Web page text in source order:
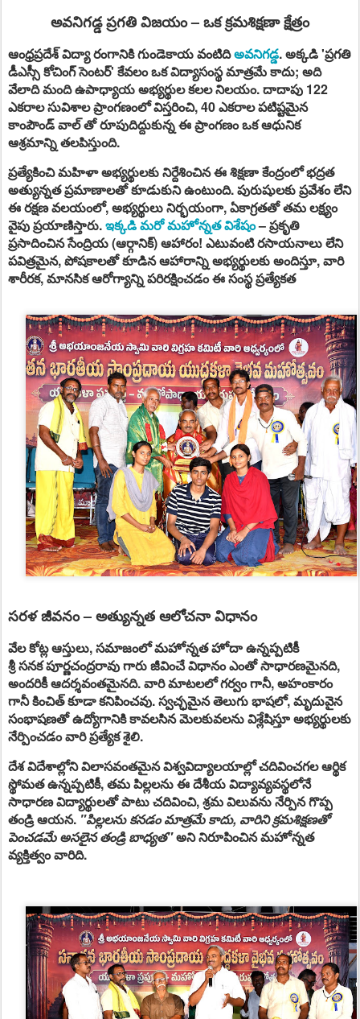
అవనిగడ్డ ప్రగతి విజయం – ఒక క్రమశిక్షణా క్షేత్రం
ఆంధ్రప్రదేశ్ విద్యా రంగానికి గుండెకాయ వంటిదిఅవనిగడ్డ. అక్కడి'ప్రగతి
డీఎస్సీ కోచింగ్ సెంటర్' కేవలం ఒక విద్యాసంస్థ మాత్రమే కాదు; అది
వేలాది మంది ఉపాధ్యాయ అభ్యర్థుల కలల నిలయం. దాదాపు 122
ఎకరాల సువిశాల ప్రాంగణంలో విస్తరించి, 40 ఎకరాల పటిష్టమైన
కాంపౌండ్ వాల్ తో రూపుదిద్దుకున్న ఈ ప్రాంగణం ఒక ఆధునిక
ఆశ్రమాన్ని తలపిస్తుంది.
ప్రత్యేకించి మహిళా అభ్యర్థులకు నిర్దేశించిన ఈ శిక్షణా కేంద్రంలో భద్రత
అత్యున్నత ప్రమాణాలతో కూడుకుని ఉంటుంది. పురుషులకు ప్రవేశం లేని
ఈ రక్షణ వలయంలో, అభ్యర్థులు నిర్భయంగా, ఏకాగ్రతతో తమ లక్ష్యం
వైపు ప్రయాణిస్తారు.ఇక్కడి మరో మహోన్నత విశేషం– ప్రకృతి
ప్రసాదించినసేంద్రియ (ఆర్గానిక్) ఆహారం! ఎటువంటి రసాయనాలు లేని
పవిత్రమైన, పోషకాలతో కూడిన ఆహారాన్ని అభ్యర్థులకు అందిస్తూ, వారి
శారీరక, మానసిక ఆరోగ్యాన్ని పరిరక్షించడం ఈ సంస్థ ప్రత్యేకత
సరళ జీవనం – అత్యున్నత ఆలోచనా విధానం
వేల కోట్ల ఆస్తులు, సమాజంలో మహోన్నత హోదా ఉన్నప్పటికీ
శ్రీసనకపూర్ణచంద్రరావు గారు జీవించే విధానం ఎంతో సాధారణమైనది,
అందరికీ ఆదర్శవంతమైనది. వారి మాటలలో గర్వం గానీ, అహంకారం
గానీ కించిత్ కూడా కనిపించవు. స్వచ్ఛమైన తెలుగు భాషలో, మృదువైన
సంభాషణతో ఉద్యోగానికి కావలసిన మెలకువలను విశ్లేషిస్తూ అభ్యర్థులకు
నేర్పించడం వారి ప్రత్యేక శైలి.
దేశ విదేశాల్లోని విలాసవంతమైన విశ్వవిద్యాలయాల్లో చదివించగల ఆర్థిక
స్థోమత ఉన్నప్పటికీ, తమ పిల్లలను ఈ దేశీయ విద్యావ్యవస్థలోనే
సాధారణ విద్యార్థులతో పాటు చదివించి, శ్రమ విలువను నేర్పిన గొప్ప
తండ్రి ఆయన. "పిల్లలను కనడం మాత్రమే కాదు, వారిని క్రమశిక్షణతో
పెంచడమే అసలైన తండ్రి బాధ్యత"అని నిరూపించిన మహోన్నత
వ్యక్తిత్వం వారిది.